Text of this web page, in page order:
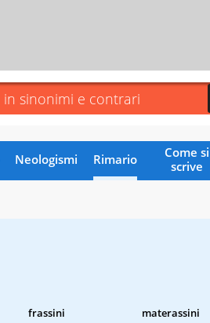
Neologismi Rimario
Come si
scrive
frassini
materassini